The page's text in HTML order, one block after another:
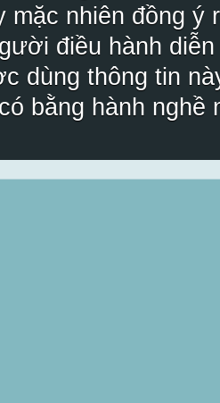
mặc nhiên đồng ý
điều hành
dùng thông tin
bằng hành